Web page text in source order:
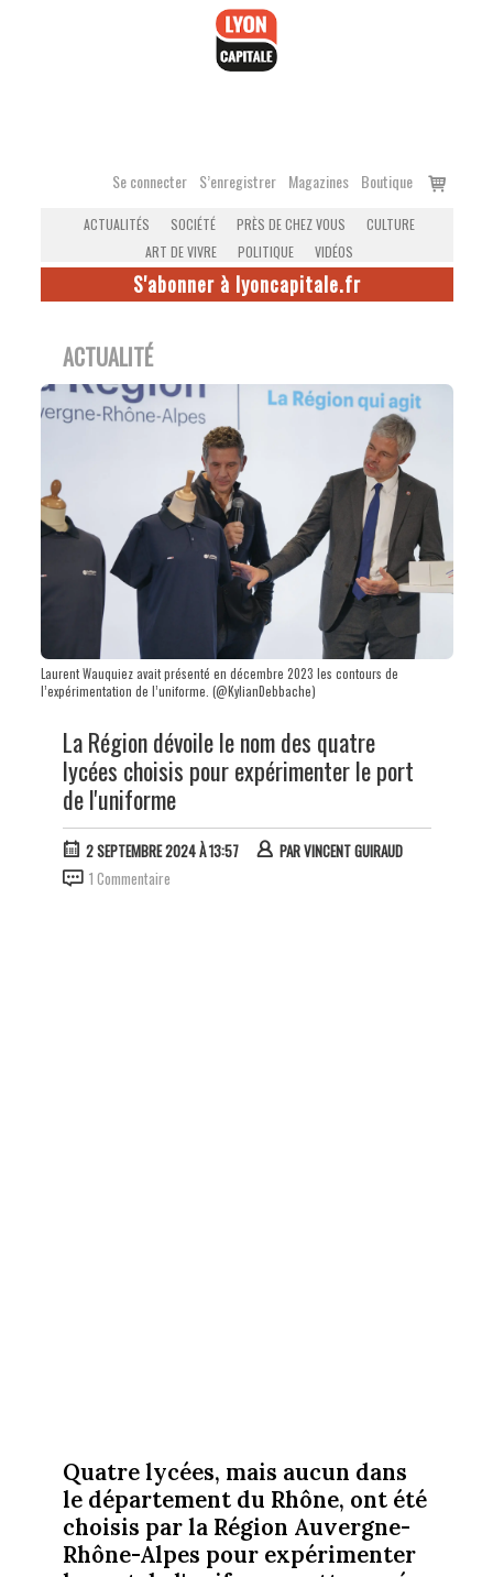
Se connecter S’enregistrer Magazines Boutique
Voir
ACTUALITÉS SOCIÉTÉ PRÈS DE CHEZ VOUS
CULTURE
ART DE VIVRE
POLITIQUE VIDÉOS
S'abonner à lyoncapitale.fr
ACTUALITÉ
Laurent Wauquiez avait présenté en décembre 2023 les contours de
l’expérimentation de l’uniforme. (@KylianDebbache)
La Région dévoile le nom des quatre
lycées choisis pour expérimenter le port
de l'uniforme
2 SEPTEMBRE 2024 À 13:57 PARVINCENT GUIRAUD
1 Commentaire
Quatre lycées, mais aucun dans
le département du Rhône, ont été
choisis par la Région Auvergne-
Rhône-Alpes pour expérimenter